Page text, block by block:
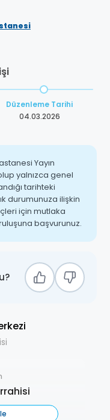
Düzenleme Tarihi
04.03.2026
Yayın
yalnızca genel
tarihteki
durumunuza ilişkin
için mutlaka
başvurunuz.